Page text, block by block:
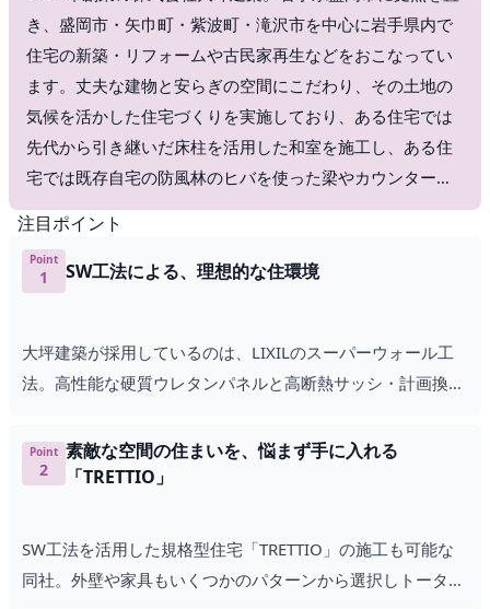
き、盛岡市・矢巾町・紫波町・滝沢市を中心に岩手県内で
住宅の新築・リフォームや古民家再生などをおこなってい
ます。丈夫な建物と安らぎの空間にこだわり、その土地の
気候を活かした住宅づくりを実施しており、ある住宅では
先代から引き継いだ床柱を活用した和室を施工し、ある住
宅では既存自宅の防風林のヒバを使った梁やカウンター扉
を作成。「一棟一棟を大切に」というコンセプトの通り
に、住む人の願いに寄り添った家を提供しています。家づ
くりのことや資金計画について学べ、施主の方へのインタ
ビューもある家づくり教室も定期的に開催。「安心して快
ある家づくりをおこなっています。
注目ポイント
Point
1 SW工法による、理想的な住環境
大坪建築が採用しているのは、LIXILのスーパーウォール工
法。高性能な硬質ウレタンパネルと高断熱サッシ・計画換気
ず一年中快適な室内環境が実現します。また、高断熱・高気
密なSW工法は、遮音性や耐震性、省エネ性能も優れていま
Point
2
素敵な空間の住まいを、悩まず手に入れる
「TRETTIO」
SW工法を活用した規格型住宅「TRETTIO」の施工も可能な
同社。外壁や家具もいくつかのパターンから選択しトータル